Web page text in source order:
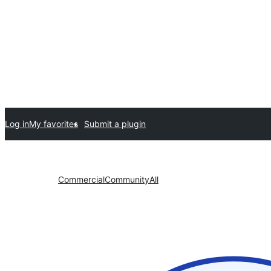
Submit a plugin
My favorites
Log in
All
Community
Commercial